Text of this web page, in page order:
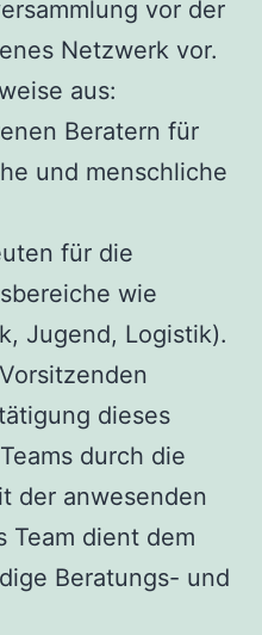
vor der
Netzwerk vor.
aus:
Beratern für
und menschliche
für die
wie
Jugend, Logistik).
dieses
durch die
der anwesenden
Team dient dem
Beratungs- und